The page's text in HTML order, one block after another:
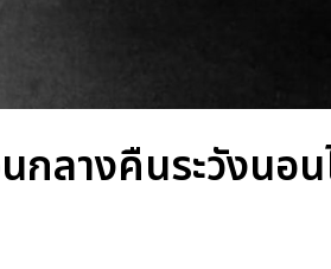
ลางคืนระวังนอน